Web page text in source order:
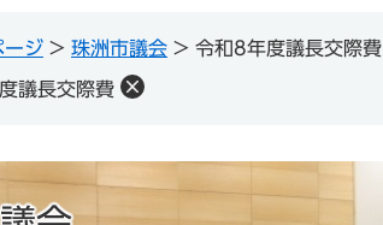
l
タ
ム
ージ > 珠洲市議会 > 令和8年度議長交際費
議長交際費